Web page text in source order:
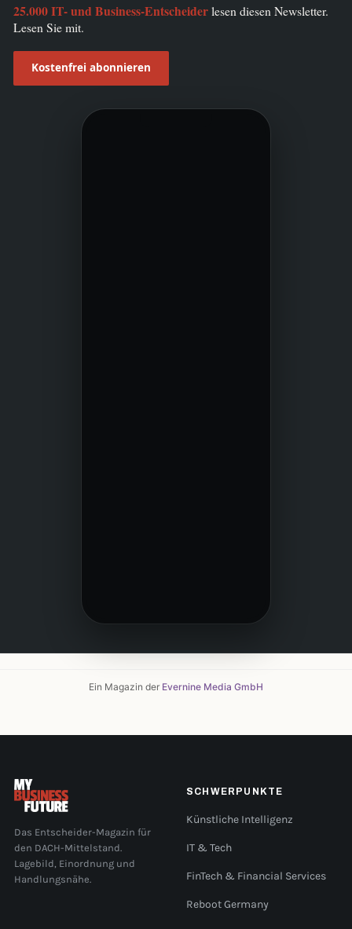
25.000 IT- und Business-Entscheiderlesen diesen Newsletter.
Lesen Sie mit.
Kostenfrei abonnieren
Ein Magazin der Evernine Media GmbH
Das Entscheider-Magazin für
den DACH-Mittelstand.
Lagebild, Einordnung und
Handlungsnähe.
SCHWERPUNKTE
Künstliche Intelligenz
IT & Tech
FinTech & Financial Services
Reboot Germany